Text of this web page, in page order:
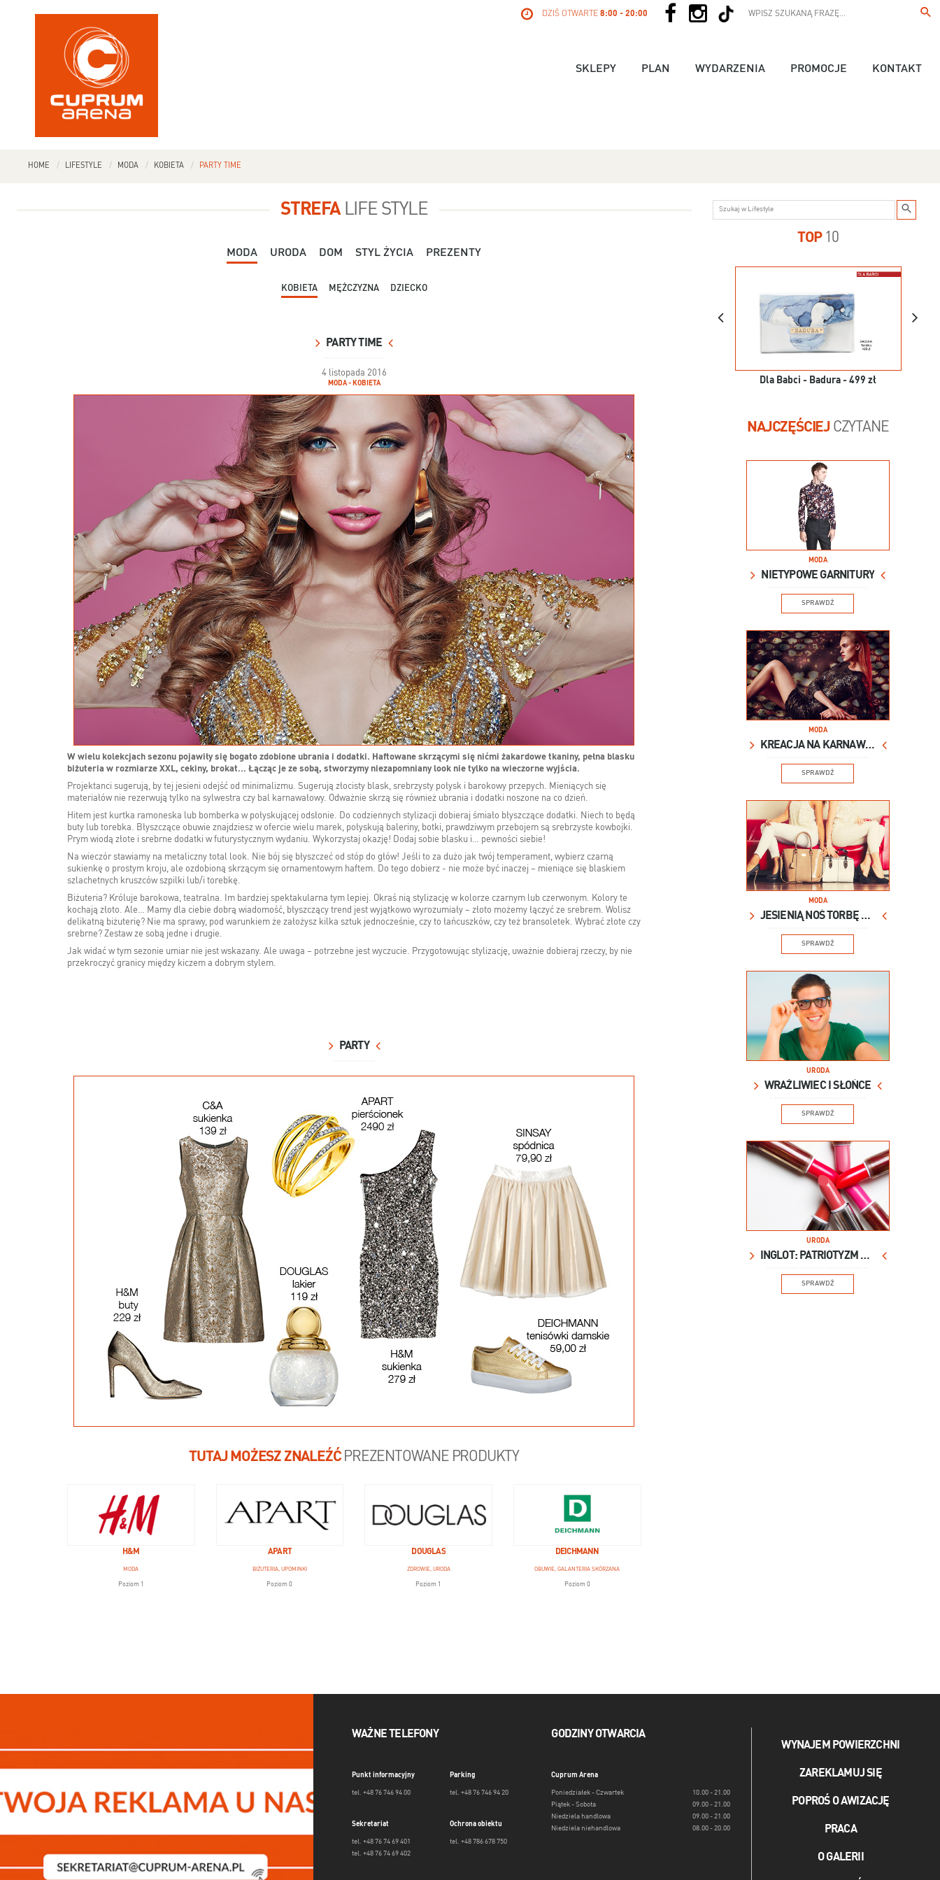
DZIŚ OTWARTE 8:00 - 20:00
SKLEPY PLAN WYDARZENIA PROMOCJE KONTAKT
HOME LIFESTYLE MODA KOBIETA PARTY TIME
STREFALIFE STYLE
MODA URODA DOM STYL ŻYCIA PREZENTY
KOBIETA MĘŻCZYZNA DZIECKO
PARTY TIME
4 listopada 2016
MODA - KOBIETA
W wielu kolekcjach sezonu pojawiły się bogato zdobione ubrania i dodatki. Haftowane skrzącymi się nićmi żakardowe tkaniny, pełna blasku
biżuteria w rozmiarze XXL, cekiny, brokat... Łącząc je ze sobą, stworzymy niezapomniany look nie tylko na wieczorne wyjścia.
Projektanci sugerują, by tej jesieni odejść od minimalizmu. Sugerują złocisty blask, srebrzysty połysk i barokowy przepych. Mieniących się
materiałów nie rezerwują tylko na sylwestra czy bal karnawałowy. Odważnie skrzą się również ubrania i dodatki noszone na co dzień.
Hitem jest kurtka ramoneska lub bomberka w połyskującej odsłonie. Do codziennych stylizacji dobieraj śmiało błyszczące dodatki. Niech to będą
buty lub torebka. Błyszczące obuwie znajdziesz w ofercie wielu marek, połyskują baleriny, botki, prawdziwym przebojem są srebrzyste kowbojki.
Prym wiodą złote i srebrne dodatki w futurystycznym wydaniu. Wykorzystaj okazję! Dodaj sobie blasku i… pewności siebie!
Na wieczór stawiamy na metaliczny total look. Nie bój się błyszczeć od stóp do głów! Jeśli to za dużo jak twój temperament, wybierz czarną
sukienkę o prostym kroju, ale ozdobioną skrzącym się ornamentowym haftem. Do tego dobierz - nie może być inaczej – mieniące się blaskiem
szlachetnych kruszców szpilki lub/i torebkę.
Biżuteria? Króluje barokowa, teatralna. Im bardziej spektakularna tym lepiej. Okraś nią stylizację w kolorze czarnym lub czerwonym. Kolory te
kochają złoto. Ale… Mamy dla ciebie dobrą wiadomość, błyszczący trend jest wyjątkowo wyrozumiały – złoto możemy łączyć ze srebrem. Wolisz
delikatną biżuterię? Nie ma sprawy, pod warunkiem że założysz kilka sztuk jednocześnie, czy to łańcuszków, czy też bransoletek. Wybrać złote czy
srebrne? Zestaw ze sobą jedne i drugie.
Jak widać w tym sezonie umiar nie jest wskazany. Ale uwaga – potrzebne jest wyczucie. Przygotowując stylizację, uważnie dobieraj rzeczy, by nie
przekroczyć granicy między kiczem a dobrym stylem.
PARTY
TUTAJ MOŻESZ ZNALEŹĆPREZENTOWANE PRODUKTY
H&M
MODA
Poziom 1
APART
BIŻUTERIA, UPOMINKI
Poziom 0
DOUGLAS
ZDROWIE, URODA
Poziom 1
DEICHMANN
OBUWIE, GALANTERIA SKÓRZANA
Poziom 0
TOP10
Dla Niej - Orsay - 119,99 zł
Dla Babci - Badura - 499 zł
NAJCZĘŚCIEJCZYTANE
MODA
NIETYPOWE GARNITURY
SPRAWDŹ
MODA
KREACJA NA KARNAWAŁ
SPRAWDŹ
MODA
JESIENIĄ NOŚ TORBĘ XXL
SPRAWDŹ
URODA
WRAŻLIWIEC I SŁOŃCE
SPRAWDŹ
URODA
INGLOT: PATRIOTYZM NA USTACH
SPRAWDŹ
WAŻNE TELEFONY
Punkt informacyjny
tel. +48 76 746 94 00
Parking
tel. +48 76 746 94 20
Sekretariat
tel. +48 76 74 69 401
tel. +48 76 74 69 402
Ochrona obiektu
tel. +48 786 678 750
GODZINY OTWARCIA
Cuprum Arena
Poniedziałek - Czwartek
10.00 - 21.00
Piątek - Sobota
09.00 - 21.00
Niedziela handlowa
09.00 - 21.00
Niedziela niehandlowa
08.00 - 20.00
WYNAJEM POWIERZCHNI
ZAREKLAMUJ SIĘ
POPROŚ O AWIZACJĘ
PRACA
O GALERII